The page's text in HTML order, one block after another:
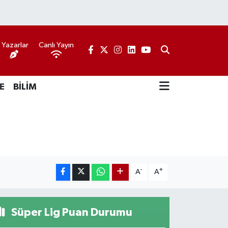
Yazarlar Canlı Yayın
BİLİM
A- A+
Süper Lig Puan Durumu